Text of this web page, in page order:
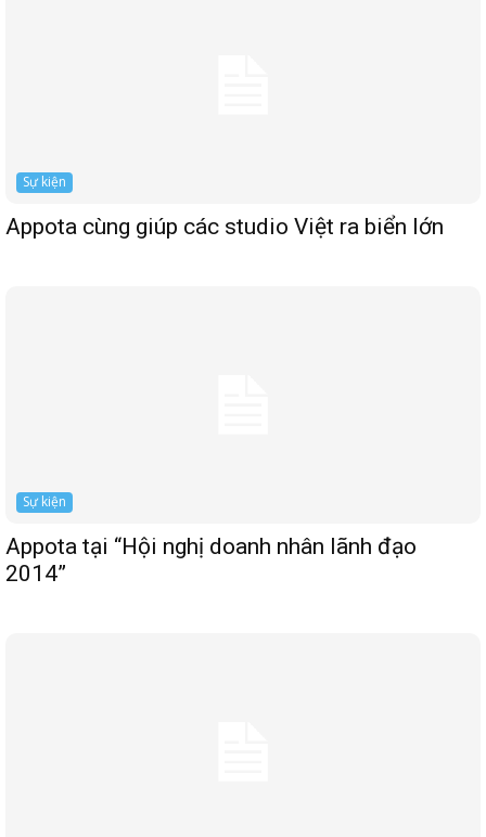
Sự kiện
Appota cùng giúp các studio Việt ra biển lớn
Sự kiện
Appota tại “Hội nghị doanh nhân lãnh đạo
2014”